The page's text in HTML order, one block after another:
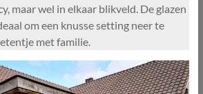
maar wel in elkaar blikveld. De glazen
om een knusse setting neer te
met familie.